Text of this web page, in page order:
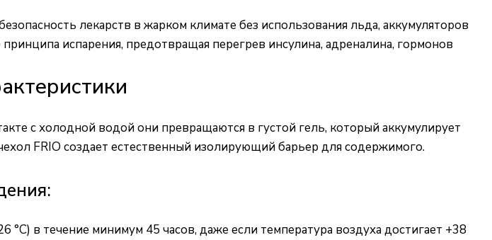
лекарств в жарком климате без использования льда, аккумуляторов
испарения, предотвращая перегрев инсулина, адреналина, гормонов
с холодной водой они превращаются в густой гель, который аккумулирует
FRIO создает естественный изолирующий барьер для содержимого.
в течение минимум 45 часов, даже если температура воздуха достигает +38